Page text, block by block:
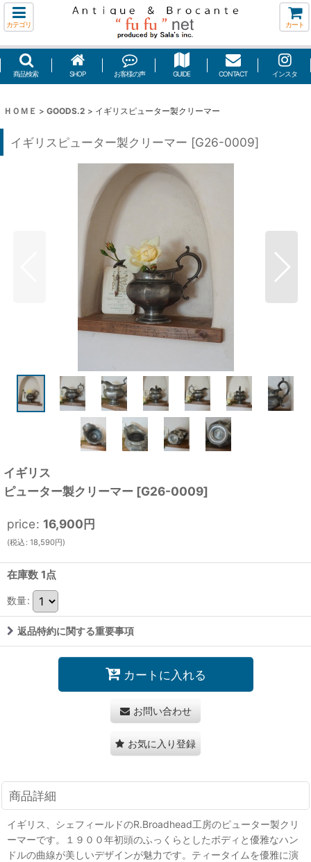
カテゴリ カート
商品検索 SHOP お客様の声 GUIDE CONTACT インスタ
ＨＯＭＥ > GOODS.2 > イギリスピューター製クリーマー
イギリスピューター製クリーマー [G26-0009]
イギリス
ピューター製クリーマー [G26-0009]
price: 16,900円
(税込 : 18,590円)
在庫数 1点
数量:
返品特約に関する重要事項
カートに入れる
お問い合わせ
お気に入り登録
商品詳細
イギリス、シェフィールドのR.Broadhead工房のピューター製クリ
ーマーです。１９００年初頭のふっくらとしたボディと優雅なハン
ドルの曲線が美しいデザインが魅力です。ティータイムを優雅に演